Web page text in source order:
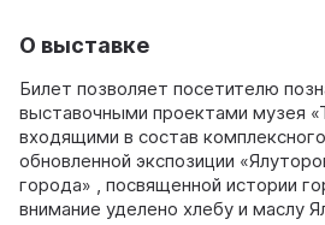
О выставке
Билет позволяет посетителю
выставочными проектами музея
входящими в состав
обновленной экспозиции
города» , посвященной истории
внимание уделено хлебу и маслу